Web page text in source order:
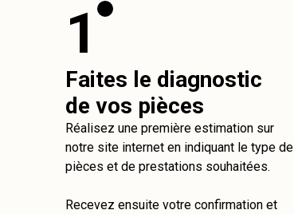
1
Faites le diagnostic
de vos pièces
Réalisez une première estimation sur
notre site internet en indiquant le type de
pièces et de prestations souhaitées.
Recevez ensuite votre confirmation et